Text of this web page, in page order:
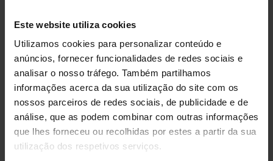
Este website utiliza cookies
Utilizamos cookies para personalizar conteúdo e
anúncios, fornecer funcionalidades de redes sociais e
analisar o nosso tráfego. Também partilhamos
informações acerca da sua utilização do site com os
nossos parceiros de redes sociais, de publicidade e de
análise, que as podem combinar com outras informações
que lhes forneceu ou recolhidas por estes a partir da sua
utilização dos respetivos serviços.